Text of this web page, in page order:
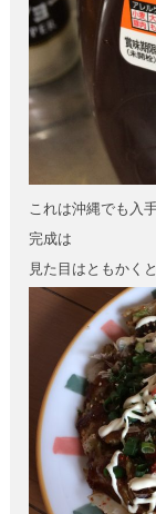
これは沖縄でも入
完成は
見た目はともかく